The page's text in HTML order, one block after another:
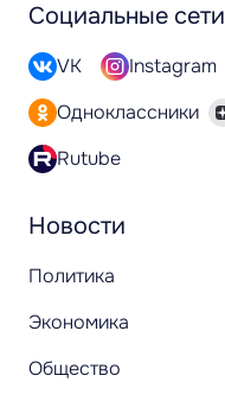
Новости
Политика
Экономика
Общество
Социальные сети
VK Instagram
Одноклассники
Rutube